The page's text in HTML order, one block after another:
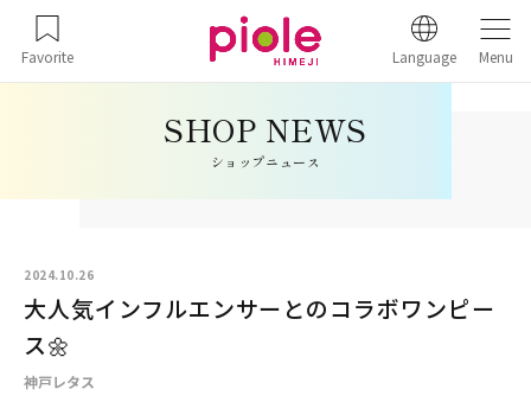
Favorite Language Menu
ショップニュース
2024.10.26
大人気インフルエンサーとのコラボワンピー
ス🌼
神戸レタス